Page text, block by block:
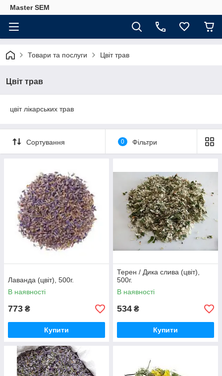
Master SEM
Товари та послуги Цвіт трав
Цвіт трав
цвіт лікарських трав
Сортування 0 Фільтри
Лаванда (цвіт), 500г.
В наявності
773 ₴
Купити
Терен / Дика слива (цвіт),
500г.
В наявності
534 ₴
Купити